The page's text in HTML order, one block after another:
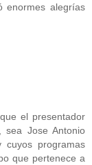
enormes alegrías
el presentador
sea Jose Antonio
programas
que pertenece a